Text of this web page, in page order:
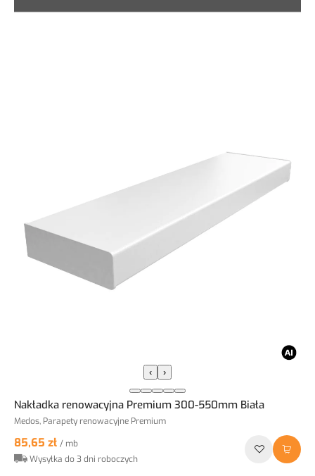
‹ ›
Nakładka renowacyjna Premium 300-550mm Biała
Medos, Parapety renowacyjne Premium
85,65 zł / mb
Wysyłka do 3 dni roboczych